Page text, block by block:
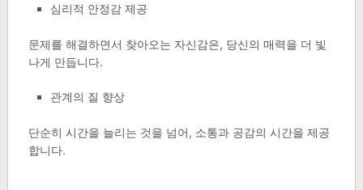
심리적 안정감 제공
문제를 해결하면서 찾아오는 자신감은, 당신의 매력을 더 빛
나게 만듭니다.
관계의 질 향상
단순히 시간을 늘리는 것을 넘어, 소통과 공감의 시간을 제공
합니다.